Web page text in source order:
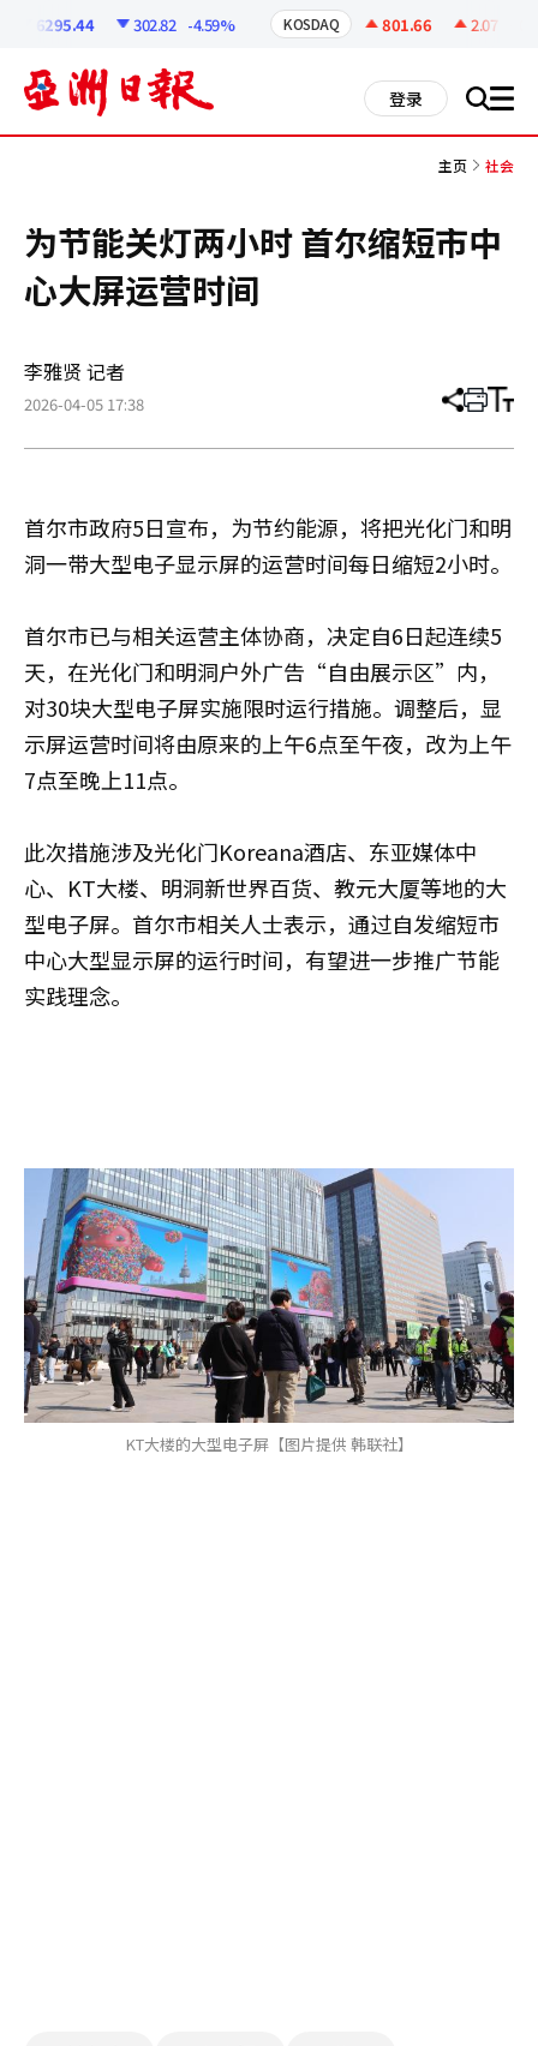
6295.44 302.82 -4.59% KOSDAQ 801.66 2.07
登录 搜 all
主页 社会
为节能关灯两小时 首尔缩短市中
心大屏运营时间
李雅贤 记者
2026-04-05 17:38 分
章
打 调
小
首尔市政府5日宣布，为节约能源，将把光化门和明
洞一带大型电子显示屏的运营时间每日缩短2小时。
首尔市已与相关运营主体协商，决定自6日起连续5
天，在光化门和明洞户外广告“自由展示区”内，
对30块大型电子屏实施限时运行措施。调整后，显
示屏运营时间将由原来的上午6点至午夜，改为上午
7点至晚上11点。
此次措施涉及光化门Koreana酒店、东亚媒体中
心、KT大楼、明洞新世界百货、教元大厦等地的大
型电子屏。首尔市相关人士表示，通过自发缩短市
中心大型显示屏的运行时间，有望进一步推广节能
实践理念。
KT大楼的大型电子屏【图片提供 韩联社】